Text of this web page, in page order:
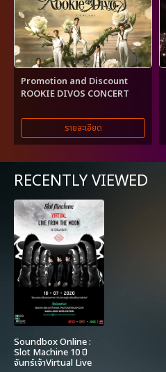
Promotion and Discount
ROOKIE DIVOS CONCERT
รายละเอียด
RECENTLY VIEWED
Soundbox Online :
Slot Machine 10 ปี
จันทร์เจ้าVirtual Live